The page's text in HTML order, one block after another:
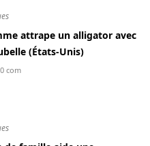
attrape un alligator avec
(États-Unis)
0 com